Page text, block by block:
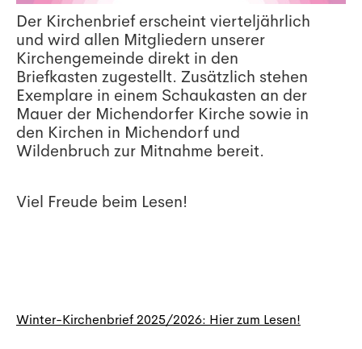
Der Kirchenbrief erscheint vierteljährlich
und wird allen Mitgliedern unserer
Kirchengemeinde direkt in den
Briefkasten zugestellt. Zusätzlich stehen
Exemplare in einem Schaukasten an der
Mauer der Michendorfer Kirche sowie in
den Kirchen in Michendorf und
Wildenbruch zur Mitnahme bereit.
Viel Freude beim Lesen!
Winter-Kirchenbrief 2025/2026: Hier zum Lesen!